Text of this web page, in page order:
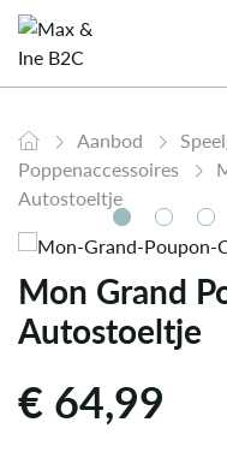
Aanbod
Poppenaccessoires
Autostoeltje
Mon Grand
Autostoeltje
€64,99